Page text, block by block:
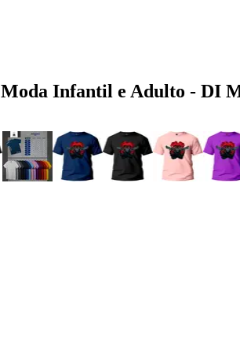
Moda Infantil e Adulto - DI